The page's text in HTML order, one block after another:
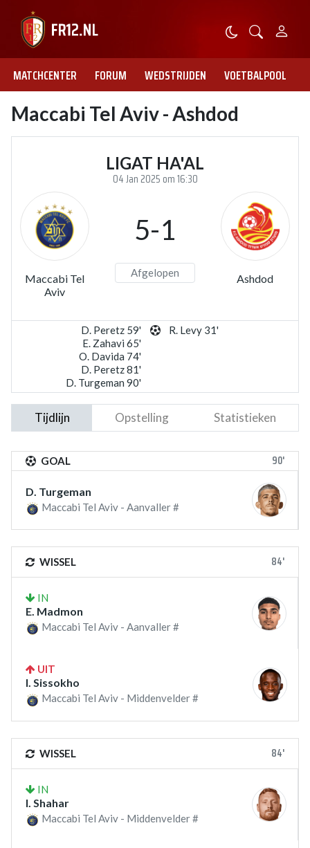
MATCHCENTER FORUM WEDSTRIJDEN VOETBALPOOL
Maccabi Tel Aviv - Ashdod
LIGAT HA'AL
04 Jan 2025 om 16:30
Maccabi Tel
Aviv
5-1
Afgelopen Ashdod
D. Peretz 59'
E. Zahavi 65'
O. Davida 74'
D. Peretz 81'
D. Turgeman 90'
R. Levy 31'
Tijdlijn Opstelling Statistieken
GOAL 90'
D. Turgeman
Maccabi Tel Aviv - Aanvaller #
WISSEL 84'
IN
E. Madmon
Maccabi Tel Aviv - Aanvaller #
UIT
I. Sissokho
Maccabi Tel Aviv - Middenvelder #
WISSEL 84'
IN
I. Shahar
Maccabi Tel Aviv - Middenvelder #